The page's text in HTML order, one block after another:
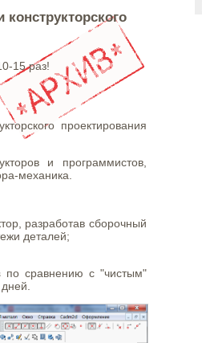
15 раз!
проектирования
и программистов,
механика.
разработав сборочный
деталей;
по сравнению с "чистым"